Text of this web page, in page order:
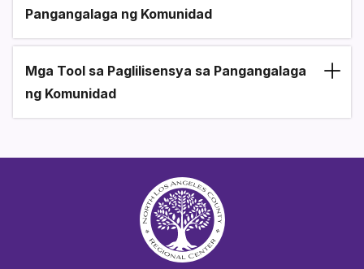
Pangangalaga ng Komunidad
Mga Tool sa Paglilisensya sa Pangangalaga
ng Komunidad